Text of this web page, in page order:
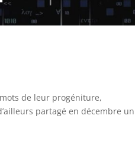
de leur progéniture,
partagé en décembre un